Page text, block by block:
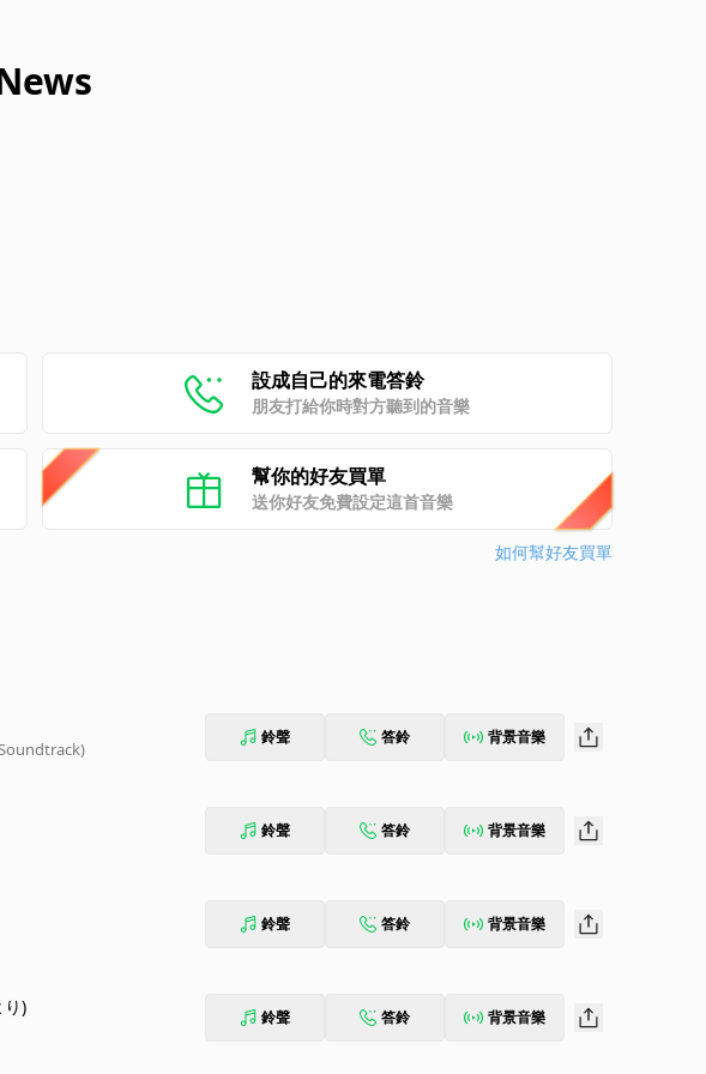
設成自己的來電答鈴
朋友打給你時對方聽到的音樂
幫你的好友買單
送你好友免費設定這首音樂
如何幫好友買單
鈴聲 答鈴 背景音樂
鈴聲 答鈴 背景音樂
鈴聲 答鈴 背景音樂
り) 鈴聲 答鈴 背景音樂